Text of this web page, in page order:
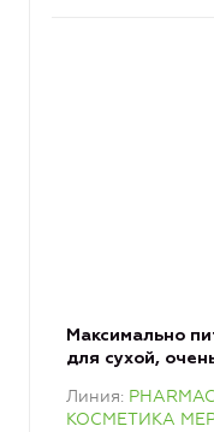
Максимально
для сухой,
Линия
КОСМЕТИКА